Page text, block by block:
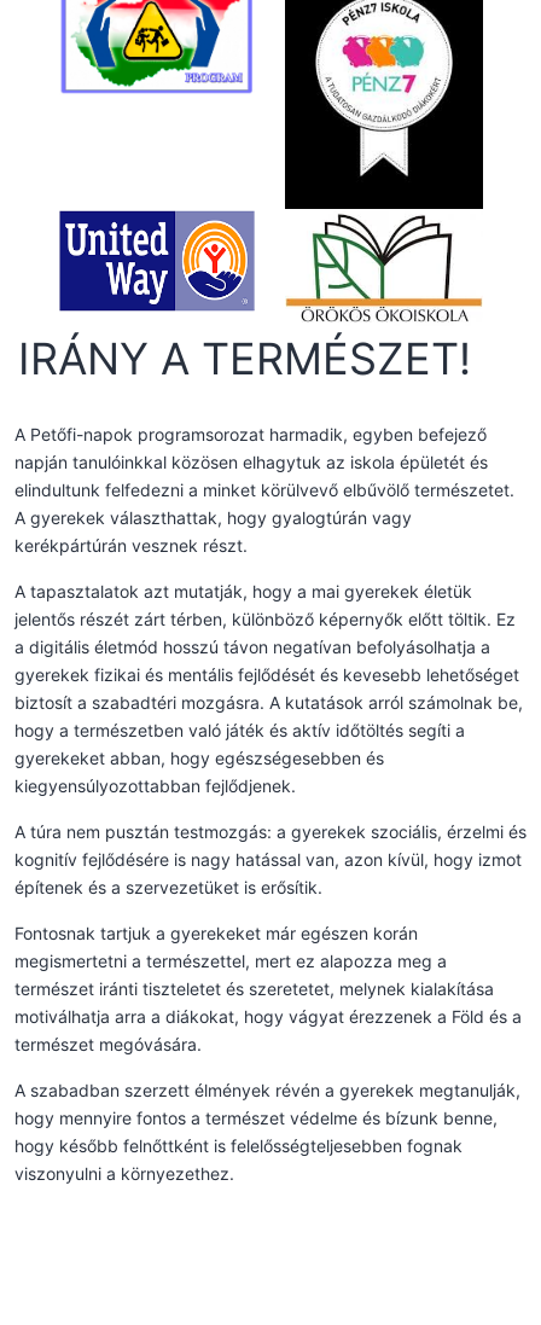
IRÁNY A TERMÉSZET!
A Petőfi-napok programsorozat harmadik, egyben befejező
napján tanulóinkkal közösen elhagytuk az iskola épületét és
elindultunk felfedezni a minket körülvevő elbűvölő természetet.
A gyerekek választhattak, hogy gyalogtúrán vagy
kerékpártúrán vesznek részt.
A tapasztalatok azt mutatják, hogy a mai gyerekek életük
jelentős részét zárt térben, különböző képernyők előtt töltik. Ez
a digitális életmód hosszú távon negatívan befolyásolhatja a
gyerekek fizikai és mentális fejlődését és kevesebb lehetőséget
biztosít a szabadtéri mozgásra. A kutatások arról számolnak be,
hogy a természetben való játék és aktív időtöltés segíti a
gyerekeket abban, hogy egészségesebben és
kiegyensúlyozottabban fejlődjenek.
A túra nem pusztán testmozgás: a gyerekek szociális, érzelmi és
kognitív fejlődésére is nagy hatással van, azon kívül, hogy izmot
építenek és a szervezetüket is erősítik.
Fontosnak tartjuk a gyerekeket már egészen korán
megismertetni a természettel, mert ez alapozza meg a
természet iránti tiszteletet és szeretetet, melynek kialakítása
motiválhatja arra a diákokat, hogy vágyat érezzenek a Föld és a
természet megóvására.
A szabadban szerzett élmények révén a gyerekek megtanulják,
hogy mennyire fontos a természet védelme és bízunk benne,
hogy később felnőttként is felelősségteljesebben fognak
viszonyulni a környezethez.